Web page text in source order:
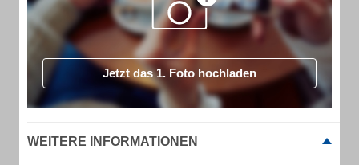
Jetzt das 1. Foto hochladen
WEITERE INFORMATIONEN